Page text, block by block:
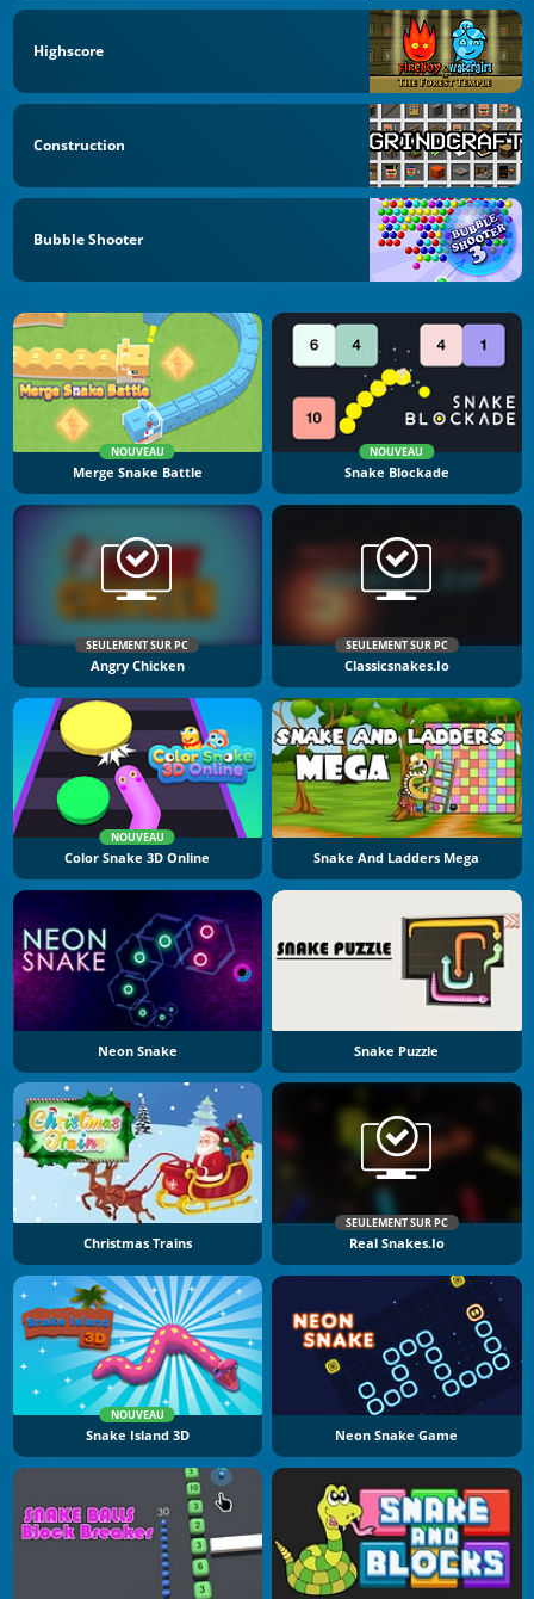
Highscore
Construction
Bubble Shooter
NOUVEAU
Merge Snake Battle
NOUVEAU
Snake Blockade
SEULEMENT SUR PC
Angry Chicken
SEULEMENT SUR PC
Classicsnakes.io
NOUVEAU
Color Snake 3D Online Snake And Ladders Mega
Neon Snake Snake Puzzle
Christmas Trains
SEULEMENT SUR PC
Real Snakes.io
NOUVEAU
Snake Island 3D Neon Snake Game